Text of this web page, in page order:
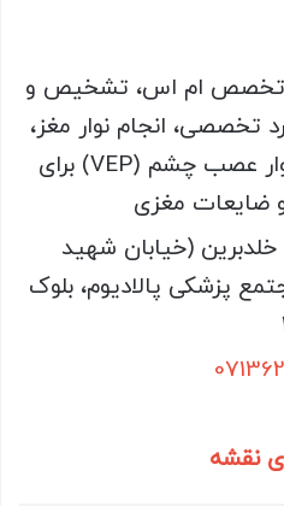
تخصص ام اس، تشخیص و
تخصصی، انجام نوار مغز،
نوار عصب و عضله، نوار عصب چشم (VEP) برای
ضایعات مغزی
خلدبرین (خیابان شهید
کوچه 10، مجتمع پزشکی پالادیوم، بلوک
نقشه